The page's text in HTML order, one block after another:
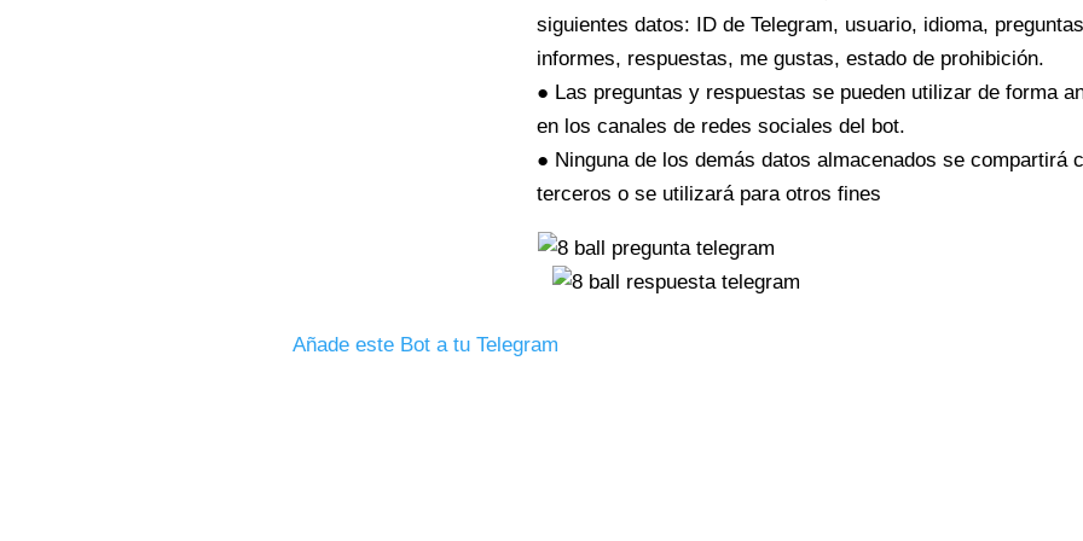
siguientes datos: ID de Telegram, usuario, idioma,
informes, respuestas, me gustas, estado de prohibición.
● Las preguntas y respuestas se pueden utilizar de forma
en los canales de redes sociales del bot.
● Ninguna de los demás datos almacenados se compartirá
terceros o se utilizará para otros fines
Añade este Bot a tu Telegram